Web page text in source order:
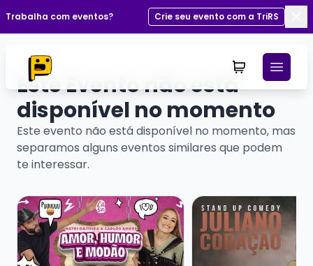
Trabalha com eventos?
Crie seu evento com a TriRS
Este Evento não está
disponível no momento
Este evento não está disponível no momento, mas
separamos alguns eventos similares que podem
te interessar.
Veja mais sobre NATHI GAITEIRA - SHOW SOLO
Veja mais sobre